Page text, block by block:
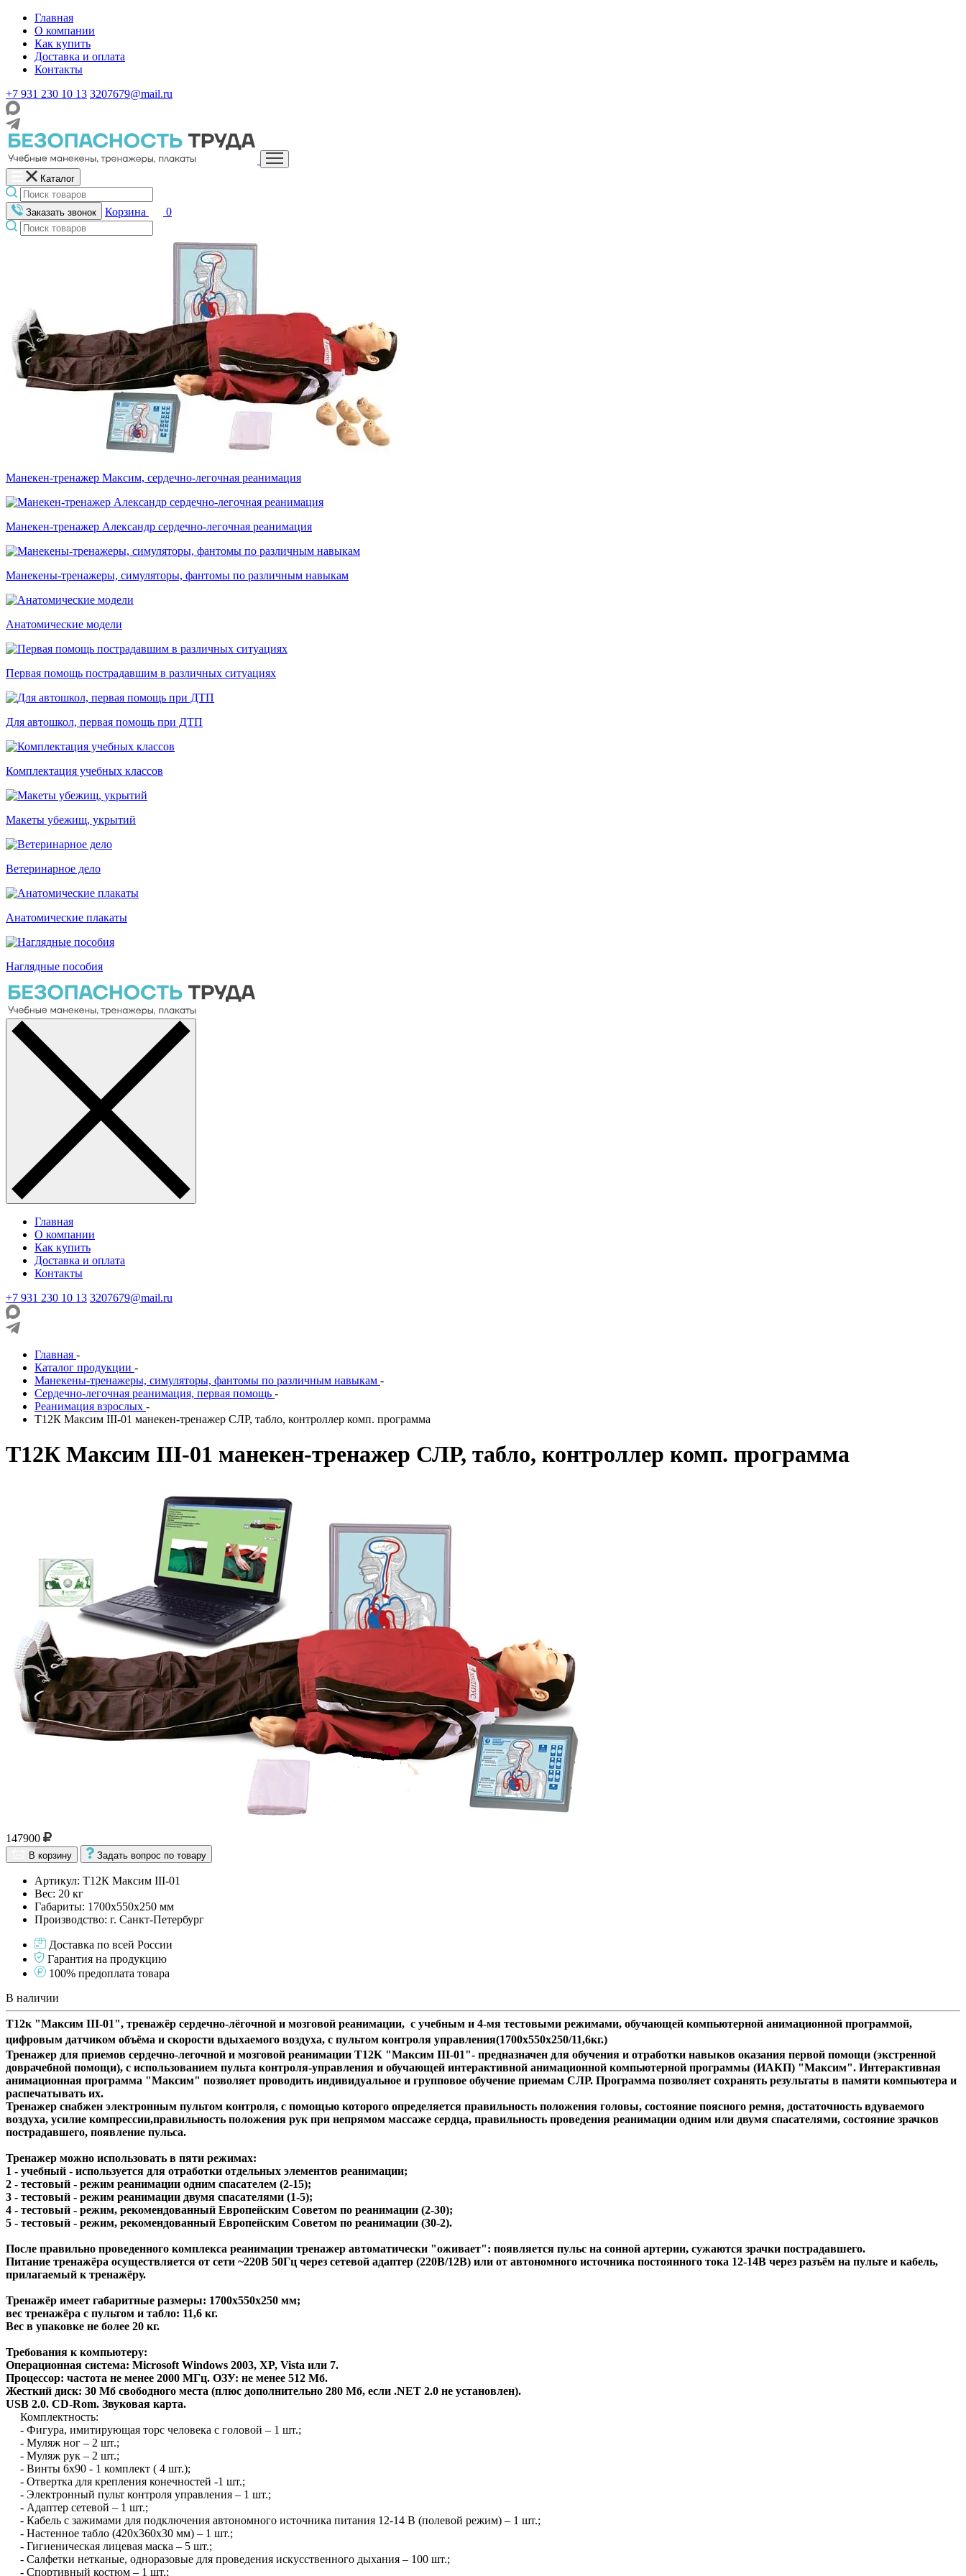
Главная
О компании
Как купить
Доставка и оплата
Контакты
+7 931 230 10 13 3207679@mail.ru
Каталог
Заказать звонок Корзина 0
Манекен-тренажер Максим, сердечно-легочная реанимация
Манекен-тренажер Александр сердечно-легочная реанимация
Манекены-тренажеры, симуляторы, фантомы по различным навыкам
Анатомические модели
Первая помощь пострадавшим в различных ситуациях
Для автошкол, первая помощь при ДТП
Комплектация учебных классов
Макеты убежищ, укрытий
Ветеринарное дело
Анатомические плакаты
Наглядные пособия
Главная
О компании
Как купить
Доставка и оплата
Контакты
+7 931 230 10 13 3207679@mail.ru
Главная -
Каталог продукции -
Манекены-тренажеры, симуляторы, фантомы по различным навыкам -
Сердечно-легочная реанимация, первая помощь -
Реанимация взрослых -
Т12К Максим III-01 манекен-тренажер СЛР, табло, контроллер комп. программа
Т12К Максим III-01 манекен-тренажер СЛР, табло, контроллер комп. программа
147900
В корзину Задать вопрос по товару
Артикул: Т12К Максим III-01
Вес: 20 кг
Габариты: 1700х550х250 мм
Производство: г. Санкт-Петербург
Доставка по всей России
Гарантия на продукцию
100% предоплата товара
В наличии
Т12к "Максим III-01", тренажёр сердечно-лёгочной и мозговой реанимации, с учебным и 4-мя тестовыми режимами, обучающей компьютерной анимационной программой,
цифровым датчиком объёма и скорости вдыхаемого воздуха, с пультом контроля управления(1700х550х250/11,6кг.)
Тренажер для приемов сердечно-легочной и мозговой реанимации Т12К "Максим III-01"- предназначен для обучения и отработки навыков оказания первой помощи (экстренной
доврачебной помощи), с использованием пульта контроля-управления и обучающей интерактивной анимационной компьютерной программы (ИАКП) "Максим". Интерактивная
анимационная программа "Максим" позволяет проводить индивидуальное и групповое обучение приемам СЛР. Программа позволяет сохранять результаты в памяти компьютера и
распечатывать их.
Тренажер снабжен электронным пультом контроля, с помощью которого определяется правильность положения головы, состояние поясного ремня, достаточность вдуваемого
воздуха, усилие компрессии,правильность положения рук при непрямом массаже сердца, правильность проведения реанимации одним или двумя спасателями, состояние зрачков
пострадавшего, появление пульса.
Тренажер можно использовать в пяти режимах:
1 - учебный - используется для отработки отдельных элементов реанимации;
2 - тестовый - режим реанимации одним спасателем (2-15);
3 - тестовый - режим реанимации двумя спасателями (1-5);
4 - тестовый - режим, рекомендованный Европейским Советом по реанимации (2-30);
5 - тестовый - режим, рекомендованный Европейским Советом по реанимации (30-2).
После правильно проведенного комплекса реанимации тренажер автоматически "оживает": появляется пульс на сонной артерии, сужаются зрачки пострадавшего.
Питание тренажёра осуществляется от сети ~220В 50Гц через сетевой адаптер (220В/12В) или от автономного источника постоянного тока 12-14В через разъём на пульте и кабель,
прилагаемый к тренажёру.
Тренажёр имеет габаритные размеры: 1700х550х250 мм;
вес тренажёра с пультом и табло: 11,6 кг.
Вес в упаковке не более 20 кг.
Требования к компьютеру:
Операционная система: Microsoft Windows 2003, XP, Vista или 7.
Процессор: частота не менее 2000 МГц. ОЗУ: не менее 512 Мб.
Жесткий диск: 30 Мб свободного места (плюс дополнительно 280 Мб, если .NET 2.0 не установлен).
USB 2.0. CD-Rom. Звуковая карта.
Комплектность:
- Фигура, имитирующая торс человека с головой – 1 шт.;
- Муляж ног – 2 шт.;
- Муляж рук – 2 шт.;
- Винты 6х90 - 1 комплект ( 4 шт.);
- Отвертка для крепления конечностей -1 шт.;
- Электронный пульт контроля управления – 1 шт.;
- Адаптер сетевой – 1 шт.;
- Кабель с зажимами для подключения автономного источника питания 12-14 В (полевой режим) – 1 шт.;
- Настенное табло (420х360х30 мм) – 1 шт.;
- Гигиеническая лицевая маска – 5 шт.;
- Салфетки нетканые, одноразовые для проведения искусственного дыхания – 100 шт.;
- Спортивный костюм – 1 шт,;